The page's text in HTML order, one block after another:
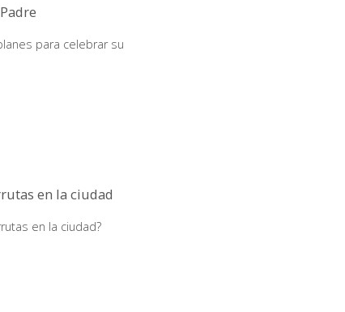
para celebrar su
en la ciudad
en la ciudad?